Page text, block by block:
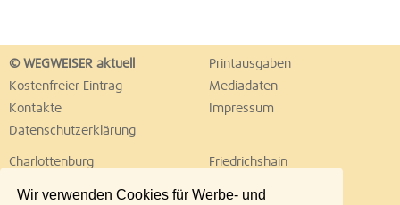
Wir verwenden Cookies für Werbe- und
© WEGWEISER aktuell
Printausgaben
Kostenfreier Eintrag
Mediadaten
Kontakte
Impressum
Datenschutzerklärung
Charlottenburg
Friedrichshain